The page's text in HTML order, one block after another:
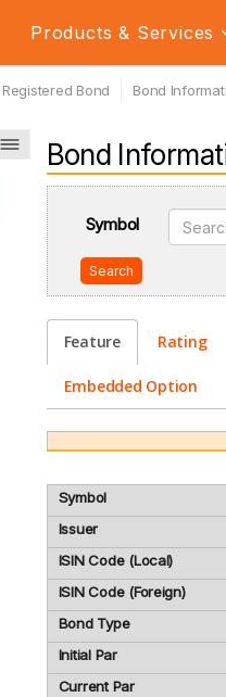
Products & Services
Registered Bond Bond
Bond
Symbol
Search
Feature Rating
Embedded Option
Symbol
Issuer
ISIN Code (Local)
ISIN Code (Foreign)
Bond Type
Initial Par
Current Par